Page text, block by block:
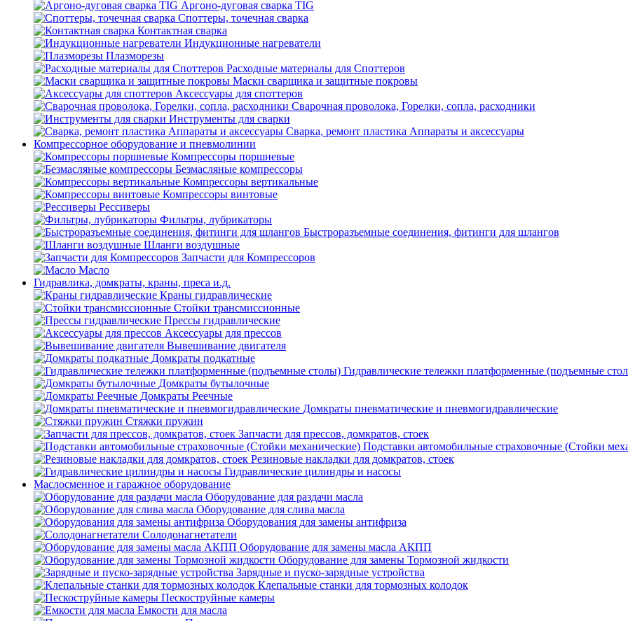
Аргоно-дуговая сварка TIG
Споттеры, точечная сварка
Контактная сварка
Индукционные нагреватели
Плазморезы
Расходные материалы для Споттеров
Маски сварщика и защитные покровы
Аксессуары для споттеров
Сварочная проволока, Горелки, сопла, расходники
Инструменты для сварки
Сварка, ремонт пластика Аппараты и аксессуары
Компрессорное оборудование и пневмолинии
Компрессоры поршневые
Безмасляные компрессоры
Компрессоры вертикальные
Компрессоры винтовые
Рессиверы
Фильтры, лубрикаторы
Быстроразъемные соединения, фитинги для шлангов
Шланги воздушные
Запчасти для Компрессоров
Масло
Гидравлика, домкраты, краны, преса и.д.
Краны гидравлические
Стойки трансмиссионные
Прессы гидравлические
Аксессуары для прессов
Вывешивание двигателя
Домкраты подкатные
Гидравлические тележки платформенные (подъемные
Домкраты бутылочные
Домкраты Реечные
Домкраты пневматические и пневмогидравлические
Стяжки пружин
Запчасти для прессов, домкратов, стоек
Подставки автомобильные страховочные (Стойки
Резиновые накладки для домкратов, стоек
Гидравлические цилиндры и насосы
Маслосменное и гаражное оборудование
Оборудование для раздачи масла
Оборудование для слива масла
Оборудования для замены антифриза
Солодонагнетатели
Оборудование для замены масла АКПП
Оборудование для замены Тормозной жидкости
Зарядные и пуско-зарядные устройства
Клепальные станки для тормозных колодок
Пескоструйные камеры
Емкости для масла